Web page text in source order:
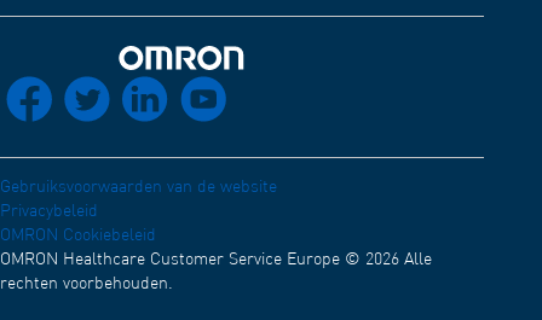
Ontwikkelaars
Elektromagnetische Compatibiliteit (Engels)
Conformiteitsverklaring (Engels)
OMRON Connect App
OMRON Academy (Engels)
Terug naar home
socials_facebooksocials_twittersocials_linkedinsocials_youtube
Gebruiksvoorwaarden van de website
Privacybeleid
OMRON Cookiebeleid
OMRON Healthcare Customer Service Europe © 2026 Alle
rechten voorbehouden.